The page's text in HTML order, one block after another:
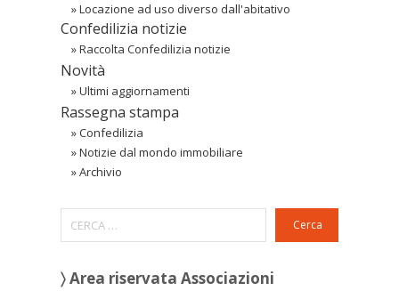
»Locazione ad uso diverso dall'abitativo
Confedilizia notizie
»Raccolta Confedilizia notizie
Novità
»Ultimi aggiornamenti
Rassegna stampa
»Confedilizia
»Notizie dal mondo immobiliare
»Archivio
Cerca
〉 Area riservata Associazioni